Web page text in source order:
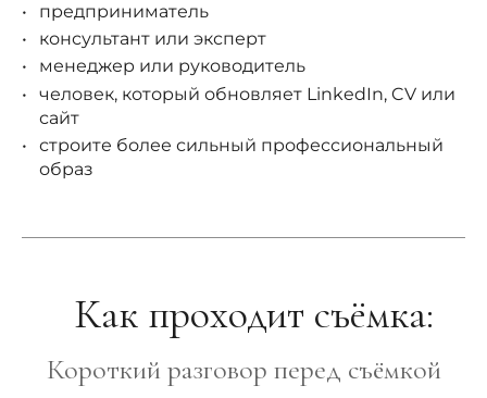
предприниматель
консультант или эксперт
менеджер или руководитель
человек, который обновляет LinkedIn, CV или
сайт
строите более сильный профессиональный
образ
Как проходит съёмка:
Короткий разговор перед съёмкой